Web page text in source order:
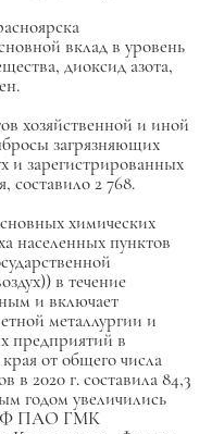
вклад в уровень
диоксид азота,
хозяйственной и иной
загрязняющих
и зарегистрированных
составило 2 768.
химических
населенных пунктов
в течение
и включает
металлургии и
предприятий в
от общего числа
в 2020 г. составила 84,3
годом увеличились
ЗФ ПАО ГМК